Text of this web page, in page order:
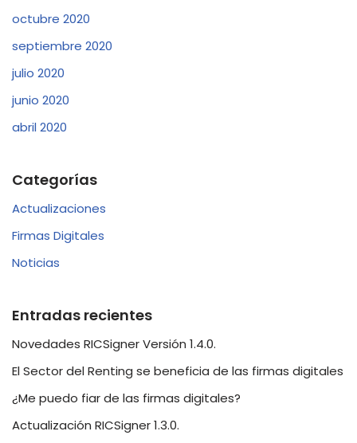
octubre 2020
septiembre 2020
julio 2020
junio 2020
abril 2020
Categorías
Actualizaciones
Firmas Digitales
Noticias
Entradas recientes
Novedades RICSigner Versión 1.4.0.
El Sector del Renting se beneficia de las firmas digitales
¿Me puedo fiar de las firmas digitales?
Actualización RICSigner 1.3.0.